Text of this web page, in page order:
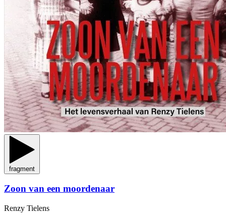
fragment
Zoon van een moordenaar
Renzy Tielens